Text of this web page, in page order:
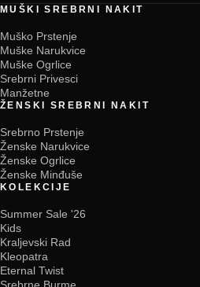
MUŠKI SREBRNI NAKIT
Muško Prstenje
Muške Narukvice
Muške Ogrlice
Srebrni Privesci
Manžetne
ŽENSKI SREBRNI NAKIT
Srebrno Prstenje
Ženske Narukvice
Ženske Ogrlice
Ženske Minđuše
KOLEKCIJE
Summer Sale '26
Kids
Kraljevski Rad
Kleopatra
Eternal Twist
Srebrne Burme